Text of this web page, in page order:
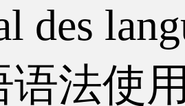
des
语法使